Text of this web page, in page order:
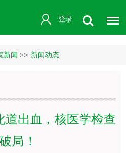
登录
新闻 >> 新闻动态
道出血，核医学检查
局！